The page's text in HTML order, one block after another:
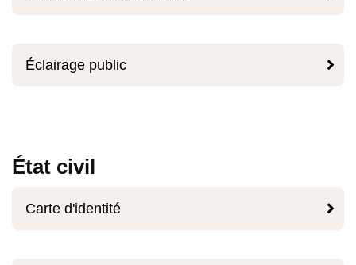

Éclairage public
État civil

Carte d'identité